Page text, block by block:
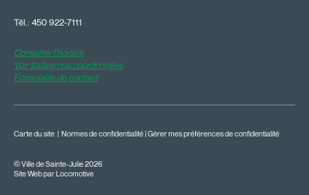
Tél.: 450 922-7111
Consulter l'horaire
Voir toutes nos coordonnées
Formulaire de contact
© Ville de Sainte-Julie 2026
Carte du site | Normes de confidentialité |Gérer mes préférences de confidentialité
Site Web par Locomotive